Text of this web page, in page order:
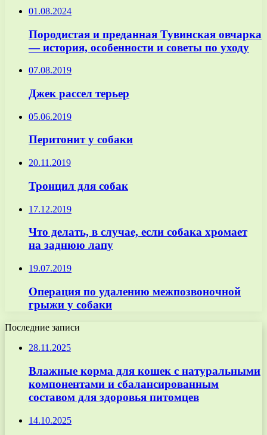
01.08.2024
Породистая и преданная Тувинская овчарка
— история, особенности и советы по уходу
07.08.2019
Джек рассел терьер
05.06.2019
Перитонит у собаки
20.11.2019
Тронцил для собак
17.12.2019
Что делать, в случае, если собака хромает
на заднюю лапу
19.07.2019
Операция по удалению межпозвоночной
грыжи у собаки
Последние записи
28.11.2025
Влажные корма для кошек с натуральными
компонентами и сбалансированным
составом для здоровья питомцев
14.10.2025